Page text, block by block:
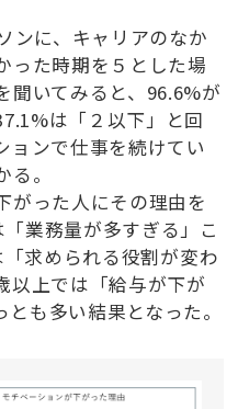
ンに、キャリアのなか
った時期を５とした場
聞いてみると、96.6%が
は「２以下」と回
ョンで仕事を続けてい
。
った人にその理由を
業務量が多すぎる」こ
求められる役割が変わ
以上では「給与が下が
も多い結果となった。